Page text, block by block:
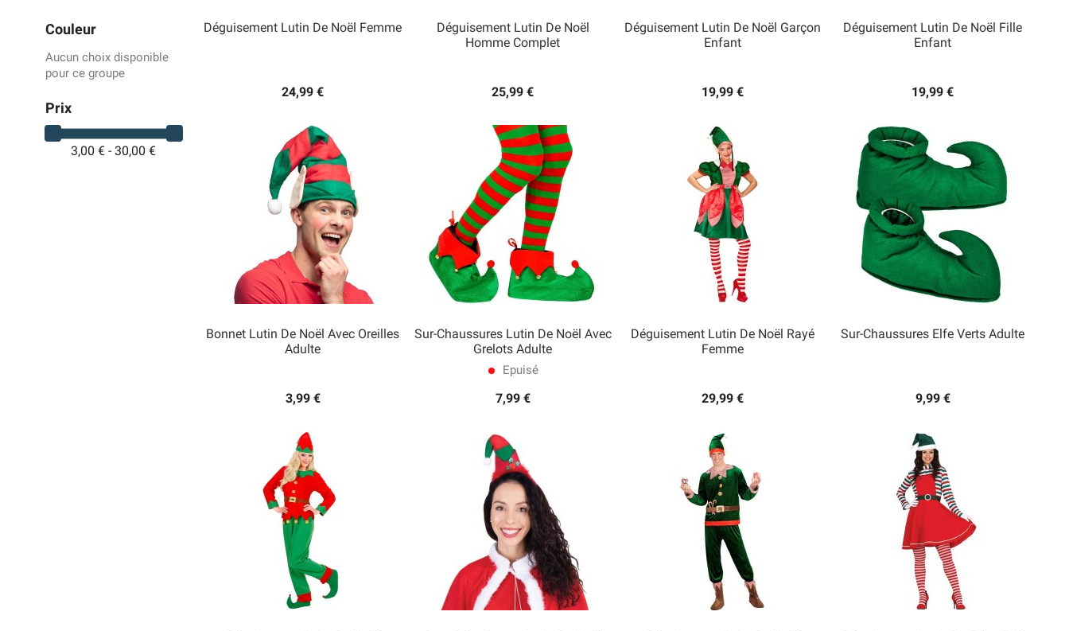
Couleur
Aucun choix disponible
pour ce groupe
Prix
3,00 € - 30,00 €
Déguisement Lutin De Noël Femme
24,99 €
Déguisement Lutin De Noël
Homme Complet
25,99 €
Déguisement Lutin De Noël Garçon
Enfant
19,99 €
Déguisement Lutin De Noël Fille
Enfant
19,99 €
Bonnet Lutin De Noël Avec Oreilles
Adulte
3,99 €
Sur-Chaussures Lutin De Noël Avec
Grelots Adulte
lens Epuisé
7,99 €
Aperçu rapide
Déguisement Lutin De Noël Rayé
Femme
29,99 €
Sur-Chaussures Elfe Verts Adulte
9,99 €